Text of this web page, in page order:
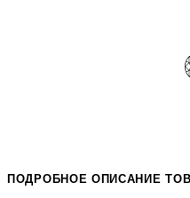
ПОДРОБНОЕ ОПИСАНИЕ